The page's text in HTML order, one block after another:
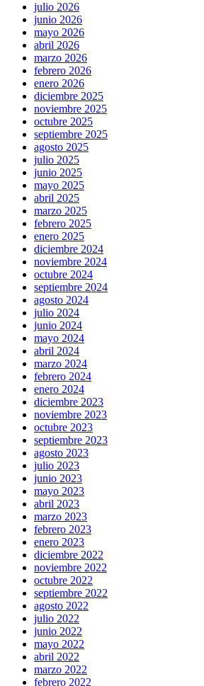
julio 2026
junio 2026
mayo 2026
abril 2026
marzo 2026
febrero 2026
enero 2026
diciembre 2025
noviembre 2025
octubre 2025
septiembre 2025
agosto 2025
julio 2025
junio 2025
mayo 2025
abril 2025
marzo 2025
febrero 2025
enero 2025
diciembre 2024
noviembre 2024
octubre 2024
septiembre 2024
agosto 2024
julio 2024
junio 2024
mayo 2024
abril 2024
marzo 2024
febrero 2024
enero 2024
diciembre 2023
noviembre 2023
octubre 2023
septiembre 2023
agosto 2023
julio 2023
junio 2023
mayo 2023
abril 2023
marzo 2023
febrero 2023
enero 2023
diciembre 2022
noviembre 2022
octubre 2022
septiembre 2022
agosto 2022
julio 2022
junio 2022
mayo 2022
abril 2022
marzo 2022
febrero 2022